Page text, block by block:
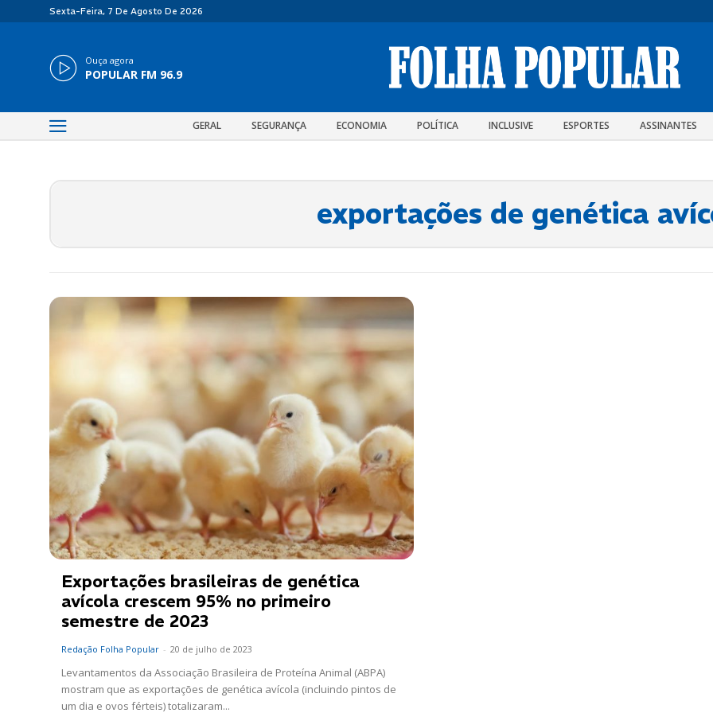
Sexta-Feira, 7 De Agosto De 2026
Ouça agora
POPULAR FM 96.9
GERAL SEGURANÇA ECONOMIA POLÍTICA INCLUSIVE ESPORTES ASSINANTES
exportações de genética
Exportações brasileiras de genética
avícola crescem 95% no primeiro
semestre de 2023
Redação Folha Popular - 20 de julho de 2023
Levantamentos da Associação Brasileira de Proteína Animal (ABPA)
mostram que as exportações de genética avícola (incluindo pintos de
um dia e ovos férteis) totalizaram...